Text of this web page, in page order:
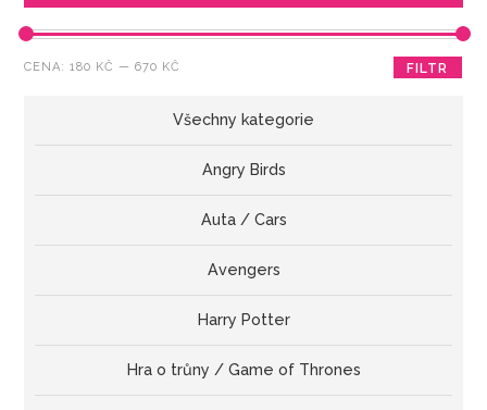
Minimální
Maximální
FILTR
CENA:180 KČ —670 KČ
Všechny kategorie
Angry Birds
Auta / Cars
Avengers
Harry Potter
Hra o trůny / Game of Thrones